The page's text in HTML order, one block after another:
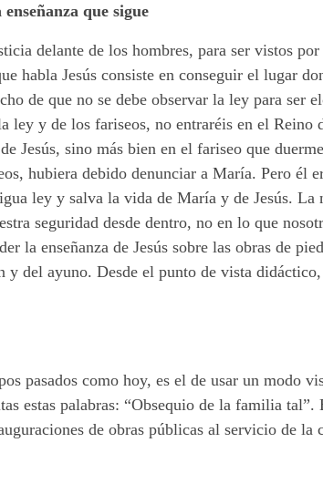
que sigue
delante de los hombres, para ser vistos
habla Jesús consiste en conseguir el lugar
de que no se debe observar la ley para ser
ley y de los fariseos, no entraréis en el
Jesús, sino más bien en el fariseo que
hubiera debido denunciar a María. Pero él
ley y salva la vida de María y de Jesús. La
seguridad desde dentro, no en lo que
la enseñanza de Jesús sobre las obras de
del ayuno. Desde el punto de vista
pasados como hoy, es el de usar un modo
estas palabras: “Obsequio de la familia
de obras públicas al servicio de